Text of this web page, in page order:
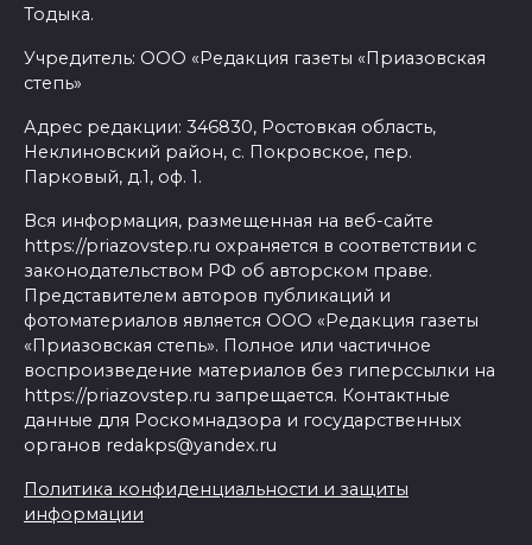
Тодыка.
Учредитель: ООО «Редакция газеты «Приазовская
степь»
Адрес редакции: 346830, Ростовкая область,
Неклиновский район, с. Покровское, пер.
Парковый, д.1, оф. 1.
Вся информация, размещенная на веб-сайте
https://priazovstep.ru охраняется в соответствии с
законодательством РФ об авторском праве.
Представителем авторов публикаций и
фотоматериалов является ООО «Редакция газеты
«Приазовская степь». Полное или частичное
воспроизведение материалов без гиперссылки на
https://priazovstep.ru запрещается. Контактные
данные для Роскомнадзора и государственных
органов redakps@yandex.ru
Политика конфиденциальности и защиты
информации